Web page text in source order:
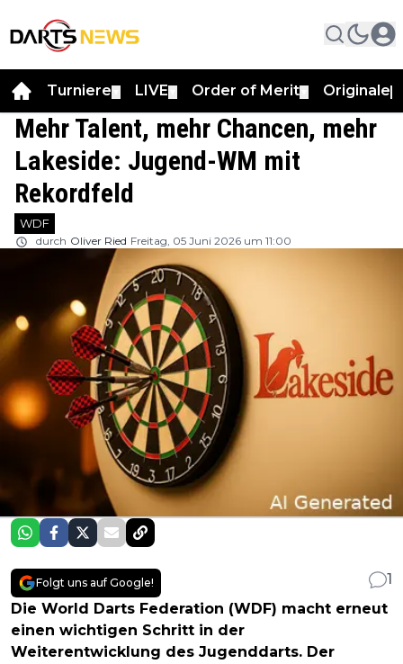
Turniere LIVE Order of Merit Originale
Mehr Talent, mehr Chancen, mehr
Lakeside: Jugend-WM mit
Rekordfeld
WDF
durch Oliver Ried Freitag, 05 Juni 2026 um 11:00
Folgt uns auf Google!
1
Die World Darts Federation (WDF) macht erneut
einen wichtigen Schritt in der
Weiterentwicklung des Jugenddarts. Der